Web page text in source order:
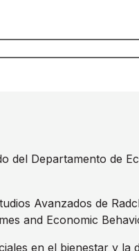
del Departamento de
Avanzados de
and Economic
en el bienestar y